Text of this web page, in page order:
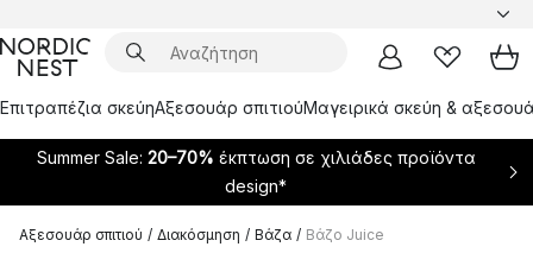
Επιτραπέζια σκεύηΑξεσουάρ σπιτιούΜαγειρικά σκεύη &
Summer Sale: 20–70% έκπτωση σε χιλιάδες προϊόντα
design*
Αξεσουάρ σπιτιού / Διακόσμηση / Βάζα / Βάζο Juice